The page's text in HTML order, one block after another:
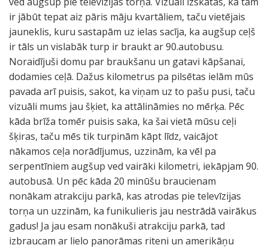
ir jābūt tepat aiz pāris māju kvartāliem, taču vietējais
jauneklis, kuru sastapām uz ielas sacīja, ka augšup ceļš
ir tāls un vislabāk turp ir braukt ar 90.autobusu.
Noraidījuši domu par braukšanu un gatavi kāpšanai,
dodamies ceļā. Dažus kilometrus pa pilsētas ielām mūs
pavada arī puisis, sakot, ka viņam uz to pašu pusi, taču
vizuāli mums jau šķiet, ka attālināmies no mērķa. Pēc
kāda brīža tomēr puisis saka, ka šai vietā mūsu ceļi
šķiras, taču mēs tik turpinām kāpt līdz, vaicājot
nākamos ceļa norādījumus, uzzinām, ka vēl pa
serpentīniem augšup ved vairāki kilometri, iekāpjam 90.
autobusā. Un pēc kāda 20 minūšu braucienam
nonākam atrakciju parkā, kas atrodas pie televīzijas
torņa un uzzinām, ka funikulieris jau nestrādā vairākus
gadus! Ja jau esam nonākuši atrakciju parkā, tad
izbraucam ar lielo panorāmas riteni un amerikāņu